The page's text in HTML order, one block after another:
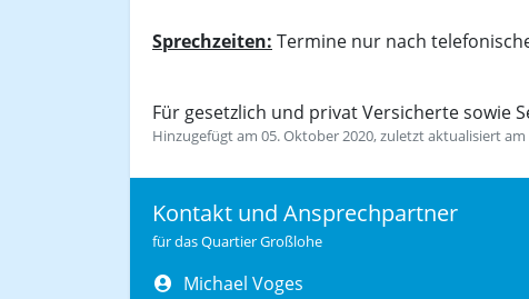
Sprechzeiten: Termine nur nach
Für gesetzlich und privat Versicherte sowie
Hinzugefügt am 05. Oktober 2020, zuletzt aktualisiert
Kontakt und Ansprechpartner
für das Quartier Großlohe
Michael Voges